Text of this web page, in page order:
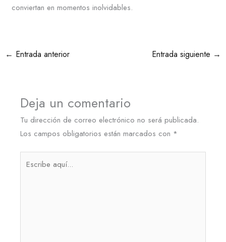
conviertan en momentos inolvidables.
← Entrada anterior Entrada siguiente →
Deja un comentario
Tu dirección de correo electrónico no será publicada.
Los campos obligatorios están marcados con *